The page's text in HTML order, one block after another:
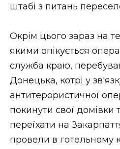
штабі з питань
Окрім цього зараз на
якими опікується
служба краю,
Донецька, котрі у
антитерористичної
покинути свої домівки
переїхати на
провели в готельному